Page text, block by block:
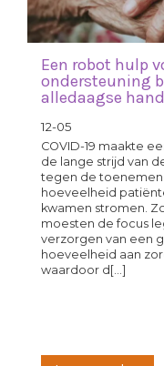
Een robot hulp
ondersteuning
alledaagse
12-05
COVID-19 maakte
de lange strijd van
tegen de
hoeveelheid
kwamen stromen.
moesten de focus
verzorgen van een
hoeveelheid aan
waardoor d[...]